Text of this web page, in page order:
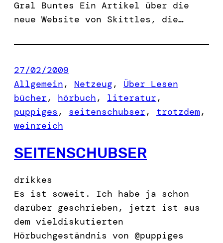
Gral Buntes Ein Artikel über die
neue Website von Skittles, die…
27/02/2009
Allgemein, Netzeug, Über Lesen
bücher, hörbuch, literatur
puppiges , seitenschubser, trotzdem
weinreich
SEITENSCHUBSER
drikkes
Es ist soweit. Ich habe ja schon
darüber geschrieben, jetzt ist aus
dem vieldiskutierten
Hörbuchgeständnis von @puppiges